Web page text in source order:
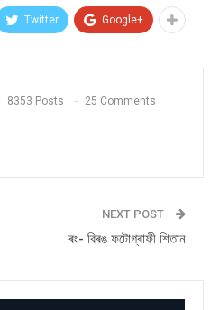
Twitter Google+
8353 Posts 25 Comments
NEXT POST
ৰং- বিৰঙ ফটোগ্ৰাফী শিতান